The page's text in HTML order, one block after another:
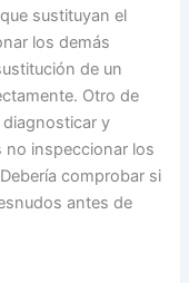
sustituyan el
los demás
de un
Otro de
diagnosticar y
no inspeccionar los
comprobar si
antes de